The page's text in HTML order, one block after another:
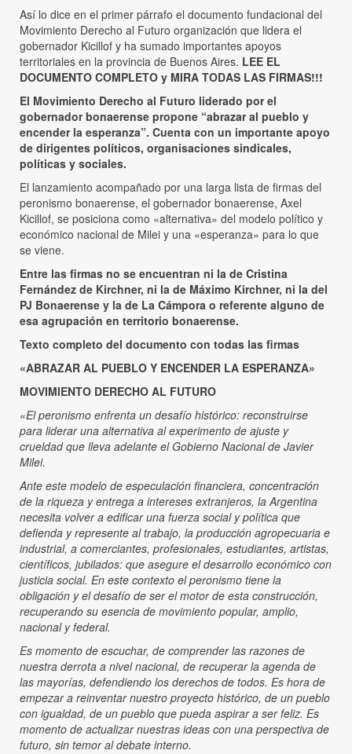
Así lo dice en el primer párrafo el documento fundacional del
Movimiento Derecho al Futuro organización que lidera el
gobernador Kicillof y ha sumado importantes apoyos
territoriales en la provincia de Buenos Aires. LEE EL
DOCUMENTO COMPLETO y MIRA TODAS LAS FIRMAS!!!
El Movimiento Derecho al Futuro liderado por el
gobernador bonaerense propone “abrazar al pueblo y
encender la esperanza”. Cuenta con un importante apoyo
de dirigentes políticos, organisaciones sindicales,
políticas y sociales.
El lanzamiento acompañado por una larga lista de firmas del
peronismo bonaerense, el gobernador bonaerense, Axel
Kicillof, se posiciona como «alternativa» del modelo político y
económico nacional de Milei y una «esperanza» para lo que
se viene.
Entre las firmas no se encuentran ni la de Cristina
Fernández de Kirchner, ni la de Máximo Kirchner, ni la del
PJ Bonaerense y la de La Cámpora o referente alguno de
esa agrupación en territorio bonaerense.
Texto completo del documento con todas las firmas
«ABRAZAR AL PUEBLO Y ENCENDER LA ESPERANZA»
MOVIMIENTO DERECHO AL FUTURO
«El peronismo enfrenta un desafío histórico: reconstruirse
para liderar una alternativa al experimento de ajuste y
crueldad que lleva adelante el Gobierno Nacional de Javier
Milei.
Ante este modelo de especulación financiera, concentración
de la riqueza y entrega a intereses extranjeros, la Argentina
necesita volver a edificar una fuerza social y política que
defienda y represente al trabajo, la producción agropecuaria e
industrial, a comerciantes, profesionales, estudiantes, artistas,
científicos, jubilados: que asegure el desarrollo económico con
justicia social. En este contexto el peronismo tiene la
obligación y el desafío de ser el motor de esta construcción,
recuperando su esencia de movimiento popular, amplio,
nacional y federal.
Es momento de escuchar, de comprender las razones de
nuestra derrota a nivel nacional, de recuperar la agenda de
las mayorías, defendiendo los derechos de todos. Es hora de
empezar a reinventar nuestro proyecto histórico, de un pueblo
con igualdad, de un pueblo que pueda aspirar a ser feliz. Es
momento de actualizar nuestras ideas con una perspectiva de
futuro, sin temor al debate interno.